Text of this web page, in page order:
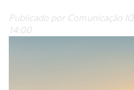
Publicado por Comunicação
14:00